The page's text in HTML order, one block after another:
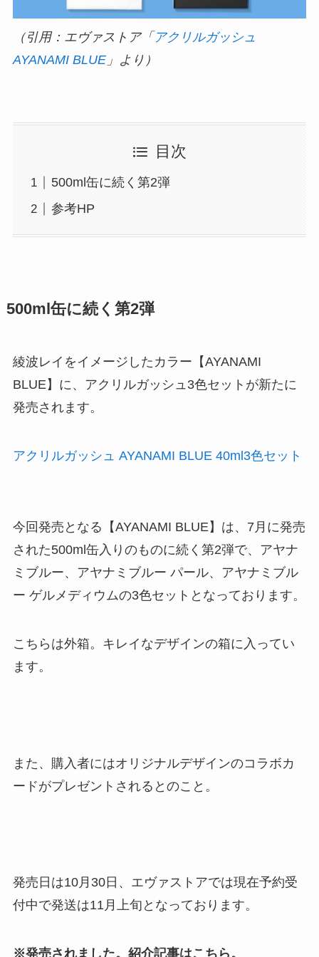
（引用：エヴァストア「 アクリルガッシュ
AYANAMI BLUE」より）
目次
500ml缶に続く第2弾
参考HP
500ml缶に続く第2弾
綾波レイをイメージしたカラー【AYANAMI
BLUE】に、アクリルガッシュ3色セットが新たに
発売されます。
アクリルガッシュ AYANAMI BLUE 40ml3色セット
今回発売となる【AYANAMI BLUE】は、7月に発売
された500ml缶入りのものに続く第2弾で、アヤナ
ミブルー、アヤナミブルー パール、アヤナミブル
ー ゲルメディウムの3色セットとなっております。
こちらは外箱。キレイなデザインの箱に入ってい
ます。
また、購入者にはオリジナルデザインのコラボカ
ードがプレゼントされるとのこと。
発売日は10月30日、エヴァストアでは現在予約受
付中で発送は11月上旬となっております。
※発売されました。紹介記事はこちら。